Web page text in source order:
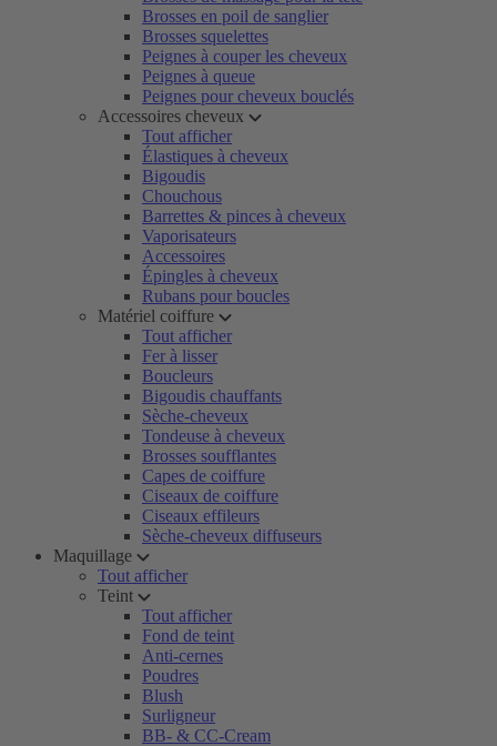
Brosses en poil de sanglier
Brosses squelettes
Peignes à couper les cheveux
Peignes à queue
Peignes pour cheveux bouclés
Accessoires cheveux
Tout afficher
Élastiques à cheveux
Bigoudis
Chouchous
Barrettes & pinces à cheveux
Vaporisateurs
Accessoires
Épingles à cheveux
Rubans pour boucles
Matériel coiffure
Tout afficher
Fer à lisser
Boucleurs
Bigoudis chauffants
Sèche-cheveux
Tondeuse à cheveux
Brosses soufflantes
Capes de coiffure
Ciseaux de coiffure
Ciseaux effileurs
Sèche-cheveux diffuseurs
Maquillage
Tout afficher
Teint
Tout afficher
Fond de teint
Anti-cernes
Poudres
Blush
Surligneur
BB- & CC-Cream